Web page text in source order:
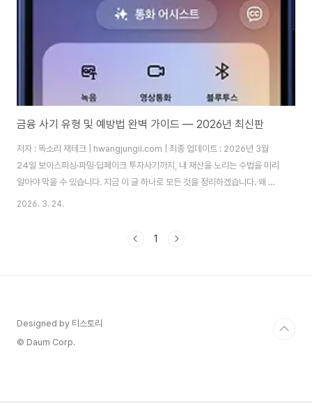
금융 사기 유형 및 예방법 완벽 가이드 — 2026년 최신판
저자 : 똑소리 재테크 | hwangjungil.com | 최종 업데이트 : 2026년 3월
24일 보이스피싱·파밍·딥페이크 투자사기까지, 내 재산을 노리는 수법을 미리
알아야 막을 수 있습니다. 지금 이 글 하나로 모든 것을 정리하겠습니다. 왜 지
금 이 글을 읽어야 합니까?2025년 한국금융연구원 보고서에 따르면, 국내 보
하는 추세입니다. 따라서 "나는 절대 안 당한다"는 생각이 가장 위험한 착각입
2026. 3. 24.
1
Designed by 티스토리
© Daum Corp.